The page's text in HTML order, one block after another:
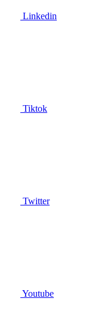
Linkedin
Tiktok
Twitter
Youtube